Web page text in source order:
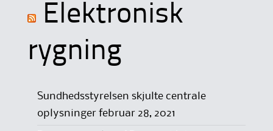
Elektronisk
rygning
Sundhedsstyrelsen skjulte centrale
oplysninger februar 28, 2021